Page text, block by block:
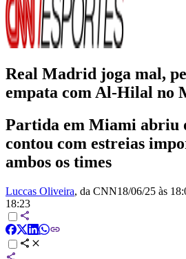
Real Madrid joga mal,
empata com Al-Hilal no
Partida em Miami abriu
contou com estreias
ambos os times
Luccas Oliveira, da CNN18/06/25 às
18:23